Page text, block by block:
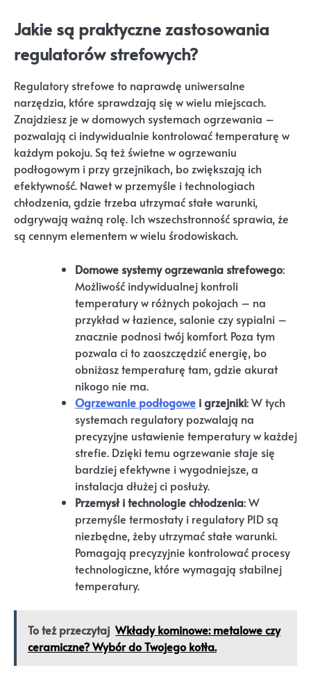
Jakie są praktyczne zastosowania
regulatorów strefowych?
Regulatory strefowe to naprawdę uniwersalne
narzędzia, które sprawdzają się w wielu miejscach.
Znajdziesz je w domowych systemach ogrzewania –
pozwalają ci indywidualnie kontrolować temperaturę w
każdym pokoju. Są też świetne w ogrzewaniu
podłogowym i przy grzejnikach, bo zwiększają ich
efektywność. Nawet w przemyśle i technologiach
chłodzenia, gdzie trzeba utrzymać stałe warunki,
odgrywają ważną rolę. Ich wszechstronność sprawia, że
są cennym elementem w wielu środowiskach.
Domowe systemy ogrzewania strefowego:
Możliwość indywidualnej kontroli
temperatury w różnych pokojach – na
przykład w łazience, salonie czy sypialni –
znacznie podnosi twój komfort. Poza tym
pozwala ci to zaoszczędzić energię, bo
obniżasz temperaturę tam, gdzie akurat
nikogo nie ma.
Ogrzewanie podłogowe i grzejniki: W tych
systemach regulatory pozwalają na
precyzyjne ustawienie temperatury w każdej
strefie. Dzięki temu ogrzewanie staje się
bardziej efektywne i wygodniejsze, a
instalacja dłużej ci posłuży.
Przemysł i technologie chłodzenia: W
przemyśle termostaty i regulatory PID są
niezbędne, żeby utrzymać stałe warunki.
Pomagają precyzyjnie kontrolować procesy
technologiczne, które wymagają stabilnej
temperatury.
To też przeczytaj Wkłady kominowe: metalowe czy
ceramiczne? Wybór do Twojego kotła.